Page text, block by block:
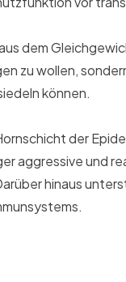
dem
zu wollen,
können.
der
aggressive und
hinaus